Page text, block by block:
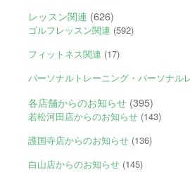
レッスン関連 (626)
ゴルフレッスン関連 (592)
フィットネス関連 (17)
パーソナルトレーニング・パーソナル
各店舗からのお知らせ(395)
若松河田店からのお知らせ(143)
護国寺店からのお知らせ(136)
白山店からのお知らせ(145)